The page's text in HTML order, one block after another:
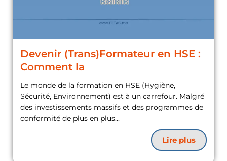
Devenir (Trans)Formateur en HSE :
Comment la
Le monde de la formation en HSE (Hygiène,
Sécurité, Environnement) est à un carrefour. Malgré
des investissements massifs et des programmes de
conformité de plus en plus...
Lire plus